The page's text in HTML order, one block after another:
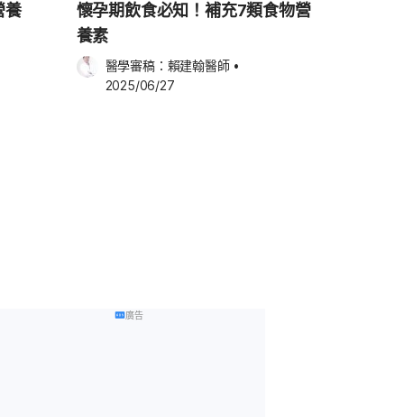
養
懷孕期飲食必知！補充7類食物營
養素
醫學審稿： 賴建翰醫師 •
2025/06/27
廣告